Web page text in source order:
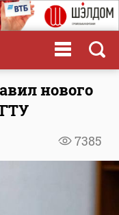
нового
7385